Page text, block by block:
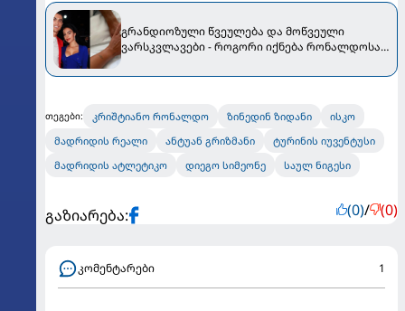
გრანდიოზული წვეულება და მოწვეული
ვარსკვლავები - როგორი იქნება რონალდოსა
თეგები: კრიშტიანო რონალდო ზინედინ ზიდანი
ისკო
მადრიდის რეალი
ანტუან გრიზმანი
ტურინის იუვენტუსი
მადრიდის ატლეტიკო
დიეგო სიმეონე საულ ნიგესი
გაზიარება: (0)/ (0)
კომენტარები 1